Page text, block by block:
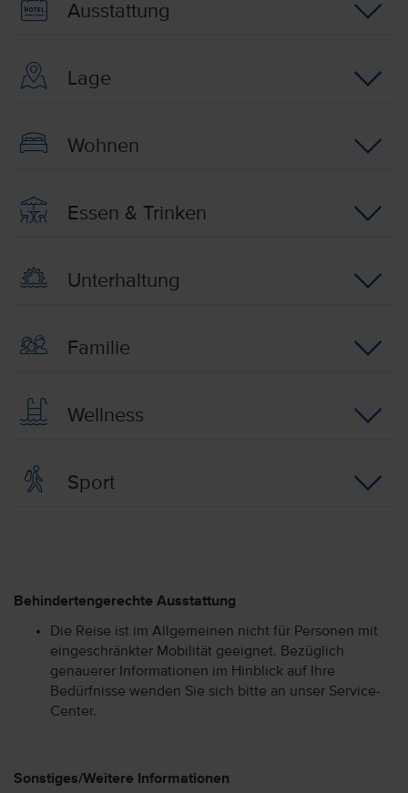
Ausstattung
Lage
Wohnen
Essen & Trinken
Unterhaltung
Familie
Wellness
Sport
Behindertengerechte Ausstattung
Die Reise ist im Allgemeinen nicht für Personen mit
eingeschränkter Mobilität geeignet. Bezüglich
genauerer Informationen im Hinblick auf Ihre
Bedürfnisse wenden Sie sich bitte an unser Service-
Center.
Sonstiges/Weitere Informationen